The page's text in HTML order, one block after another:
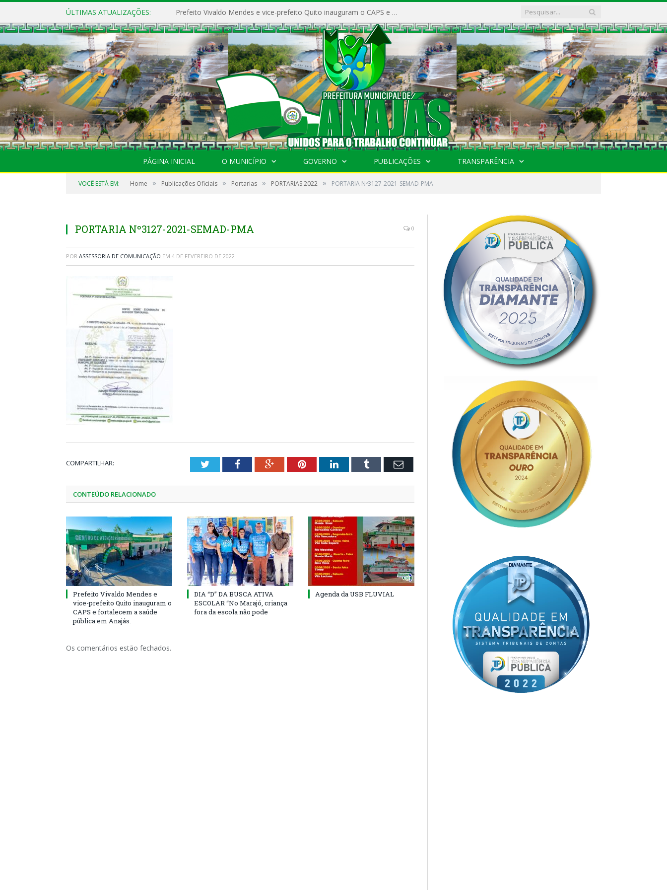
ÚLTIMAS ATUALIZAÇÕES: Prefeito Vivaldo Mendes e vice-prefeito Quito inauguram o CAPS e fortalecem a saúde pública em Anajás.
PÁGINA INICIAL O MUNICÍPIO GOVERNO PUBLICAÇÕES TRANSPARÊNCIA
VOCÊ ESTÁ EM: Home » Publicações Oficiais » Portarias » PORTARIAS 2022 » PORTARIA Nº3127-2021-SEMAD-PMA
PORTARIA Nº3127-2021-SEMAD-PMA 0
POR ASSESSORIA DE COMUNICAÇÃO EM 4 DE FEVEREIRO DE 2022
COMPARTILHAR: TwitterFacebookGoogle+PinterestLinkedInTumblr Email
CONTEÚDO RELACIONADO
Prefeito Vivaldo Mendes e
vice-prefeito Quito inauguram o
CAPS e fortalecem a saúde
pública em Anajás.
DIA “D” DA BUSCA ATIVA
ESCOLAR “No Marajó, criança
fora da escola não pode
Agenda da USB FLUVIAL
Os comentários estão fechados.